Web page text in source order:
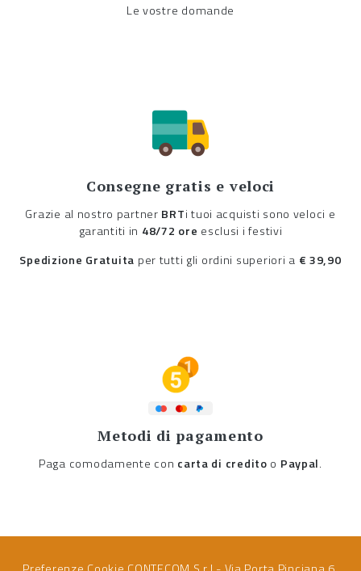
Le vostre domande
Consegne gratis e veloci
Grazie al nostro partner BRTi tuoi acquisti sono veloci e
garantiti in 48/72 ore esclusi i festivi
Spedizione Gratuita per tutti gli ordini superiori a € 39,90
Metodi di pagamento
Paga comodamente con carta di credito o Paypal.